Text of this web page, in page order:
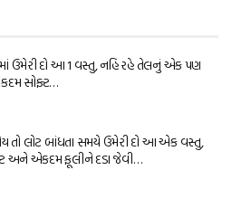
ઉમેરી દો આ 1 વસ્તુ, નહિ રહે તેલનું એક પણ
સોફ્ટ…
તો લોટ બાંધતા સમયે ઉમેરી દો આ એક વસ્તુ,
અને એકદમ ફૂલીને દડા જેવી…